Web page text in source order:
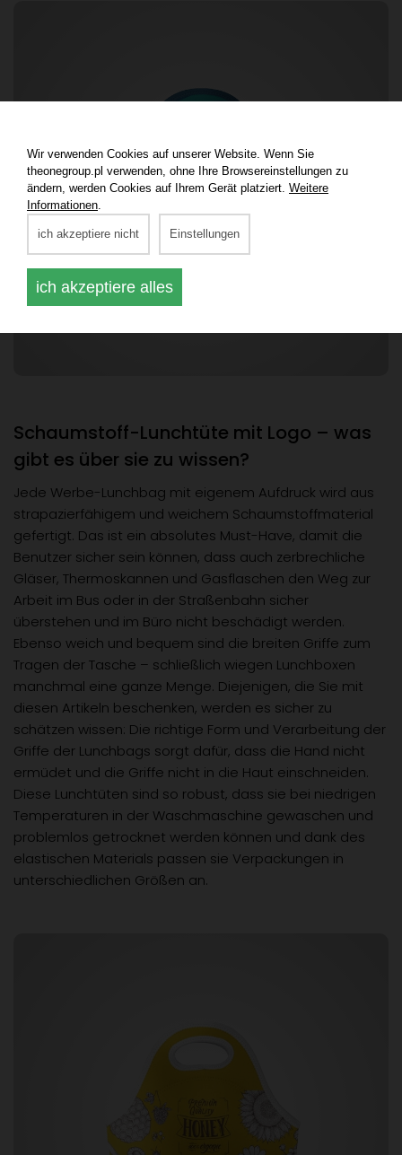
Schaumstoff-Lunchtüte mit Logo – was
gibt es über sie zu wissen?
Jede Werbe-Lunchbag mit eigenem Aufdruck wird aus
strapazierfähigem und weichem Schaumstoffmaterial
gefertigt. Das ist ein absolutes Must-Have, damit die
Benutzer sicher sein können, dass auch zerbrechliche
Gläser, Thermoskannen und Gasflaschen den Weg zur
Arbeit im Bus oder in der Straßenbahn sicher
überstehen und im Büro nicht beschädigt werden.
Ebenso weich und bequem sind die breiten Griffe zum
Tragen der Tasche – schließlich wiegen Lunchboxen
manchmal eine ganze Menge. Diejenigen, die Sie mit
diesen Artikeln beschenken, werden es sicher zu
schätzen wissen: Die richtige Form und Verarbeitung der
Griffe der Lunchbags sorgt dafür, dass die Hand nicht
ermüdet und die Griffe nicht in die Haut einschneiden.
Diese Lunchtüten sind so robust, dass sie bei niedrigen
Temperaturen in der Waschmaschine gewaschen und
problemlos getrocknet werden können und dank des
elastischen Materials passen sie Verpackungen in
unterschiedlichen Größen an.
Wir verwenden Cookies auf unserer Website. Wenn Sie
theonegroup.pl verwenden, ohne Ihre Browsereinstellungen zu
ändern, werden Cookies auf Ihrem Gerät platziert. Weitere
Informationen
ich akzeptiere nicht Einstellungen
ich akzeptiere alles